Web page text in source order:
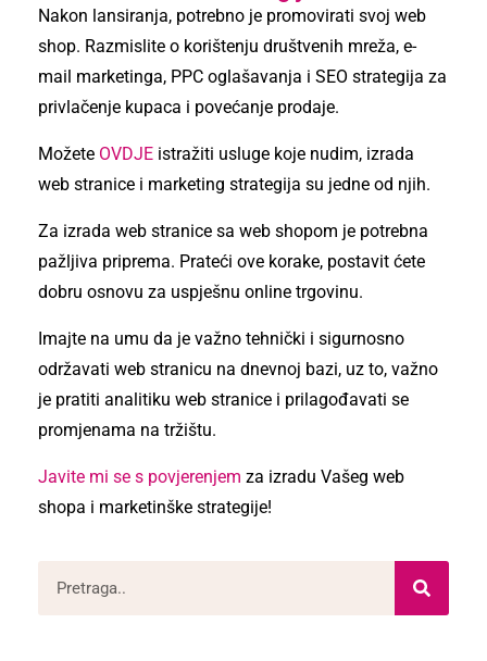
Nakon lansiranja, potrebno je promovirati svoj web
shop. Razmislite o korištenju društvenih mreža, e-
mail marketinga, PPC oglašavanja i SEO strategija za
privlačenje kupaca i povećanje prodaje.
Možete OVDJE istražiti usluge koje nudim, izrada
web stranice i marketing strategija su jedne od njih.
Za izrada web stranice sa web shopom je potrebna
pažljiva priprema. Prateći ove korake, postavit ćete
dobru osnovu za uspješnu online trgovinu.
Imajte na umu da je važno tehnički i sigurnosno
održavati web stranicu na dnevnoj bazi, uz to, važno
je pratiti analitiku web stranice i prilagođavati se
promjenama na tržištu.
Javite mi se s povjerenjem za izradu Vašeg web
shopa i marketinške strategije!